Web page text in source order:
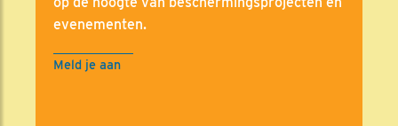
evenementen.
Meld je aan